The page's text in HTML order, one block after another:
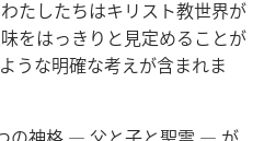
たしたちはキリスト教世界が
をはっきりと見定めることが
うな明確な考えが含まれま